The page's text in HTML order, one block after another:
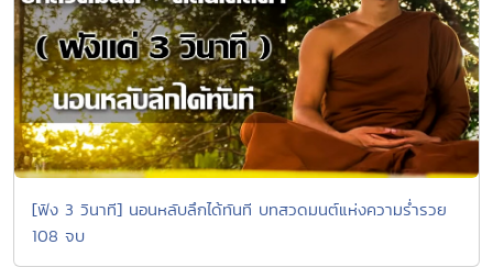
[ฟัง 3 วินาที] นอนหลับลึกได้ทันที บทสวดมนต์แห่งความร่ำรวย
108 จบ